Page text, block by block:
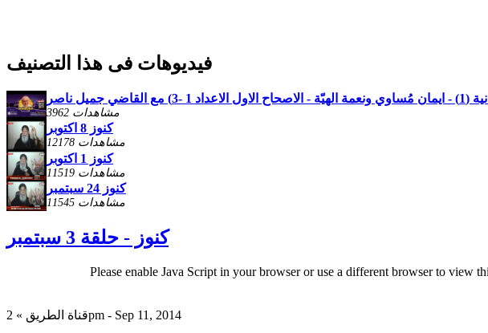
فيديوهات فى هذا التصنيف
القاضي جميل ناصر
3962 مشاهدات
كنوز 8 اكتوبر
12178 مشاهدات
كنوز 1 اكتوبر
11519 مشاهدات
كنوز 24 سبتمبر
11545 مشاهدات
كنوز - حلقة 3 سبتمبر
Please enable Java Script in your browser or use a different browser to view
قناة الطريق » 2pm - Sep 11, 2014